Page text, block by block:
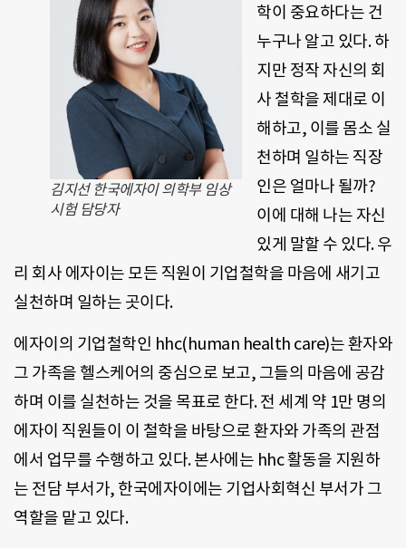
김지선 한국에자이 의학부 임상
시험 담당자
학이 중요하다는 건
누구나 알고 있다. 하
지만 정작 자신의 회
사 철학을 제대로 이
해하고, 이를 몸소 실
천하며 일하는 직장
인은 얼마나 될까?
이에 대해 나는 자신
있게 말할 수 있다. 우
리 회사 에자이는 모든 직원이 기업철학을 마음에 새기고
실천하며 일하는 곳이다.
에자이의 기업철학인 hhc(human health care)는 환자와
그 가족을 헬스케어의 중심으로 보고, 그들의 마음에 공감
하며 이를 실천하는 것을 목표로 한다. 전 세계 약 1만 명의
에자이 직원들이 이 철학을 바탕으로 환자와 가족의 관점
에서 업무를 수행하고 있다. 본사에는 hhc 활동을 지원하
는 전담 부서가, 한국에자이에는 기업사회혁신 부서가 그
역할을 맡고 있다.